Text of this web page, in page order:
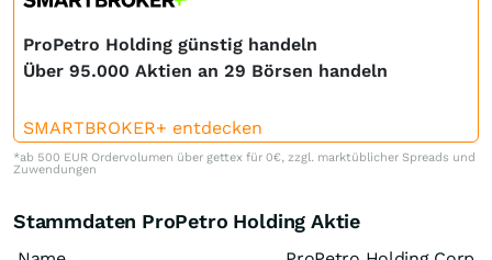
ProPetro Holding günstig handeln
Über 95.000 Aktien an 29 Börsen handeln
SMARTBROKER+ entdecken
*ab 500 EUR Ordervolumen über gettex für 0€, zzgl. marktüblicher Spreads und
Zuwendungen
Stammdaten ProPetro Holding Aktie